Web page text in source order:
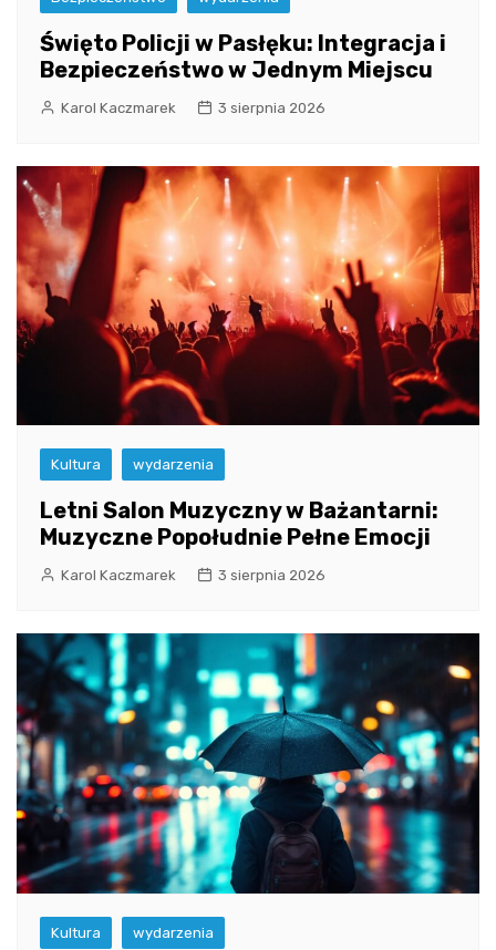
Święto Policji w Pasłęku: Integracja i
Bezpieczeństwo w Jednym Miejscu
Karol Kaczmarek 3 sierpnia 2026
Kultura wydarzenia
Letni Salon Muzyczny w Bażantarni:
Muzyczne Popołudnie Pełne Emocji
Karol Kaczmarek 3 sierpnia 2026
Kultura wydarzenia